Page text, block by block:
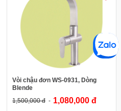
1,500,000 đ
Thương hiệu:
Xuất xứ:
Vật liệu:
SS-304
Tên sản phẩm: Vòi chậu đơn WS-
0931, Dòng Blende
Mã sản phẩm
: WS-0931
Phụ kiện inox nhà Bếp
XEM CHI TIẾT
Vòi chậu đơn WS-0931, Dòng
Blende
1,500,000 đ
1,080,000 đ